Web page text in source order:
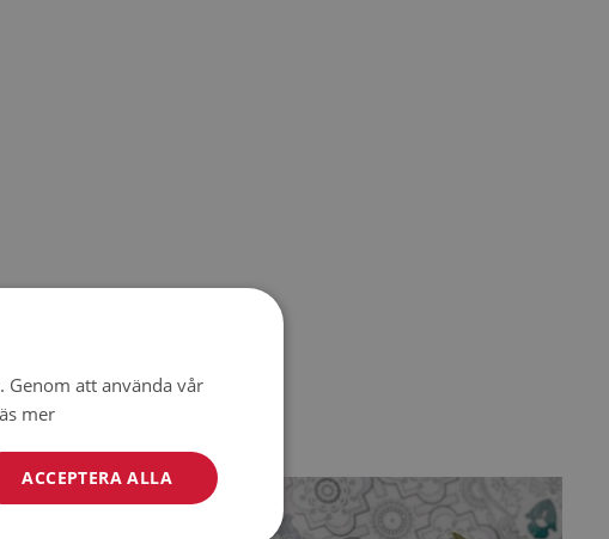
Genom att använda vår
mer
ACCEPTERA ALLA